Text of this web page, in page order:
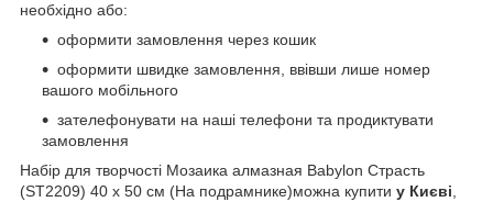
необхідно або:
оформити замовлення через кошик
оформити швидке замовлення, ввівши лише номер
вашого мобільного
зателефонувати на наші телефони та продиктувати
замовлення
Набір для творчості Мозаика алмазная Babylon Страсть
(ST2209) 40 х 50 см (На подрамнике)можна купити у Києві,